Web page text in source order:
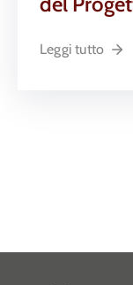
Leggi tutto